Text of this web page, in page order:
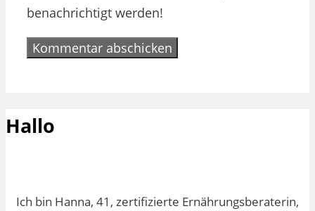
benachrichtigt werden!
Hallo
Ich bin Hanna, 41, zertifizierte Ernährungsberaterin,